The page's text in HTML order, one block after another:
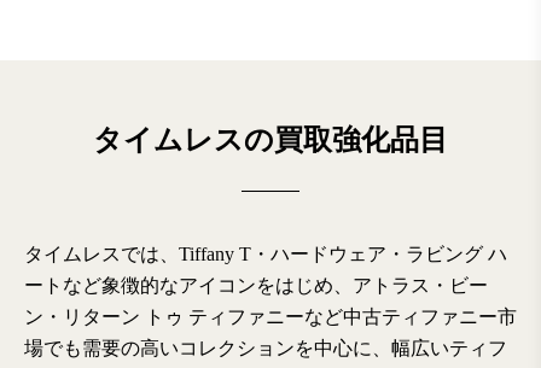
タイムレスの買取強化品目
タイムレスでは、Tiffany T・ハードウェア・ラビング ハ
ートなど象徴的なアイコンをはじめ、アトラス・ビー
ン・リターン トゥ ティファニーなど中古ティファニー市
場でも需要の高いコレクションを中心に、幅広いティフ